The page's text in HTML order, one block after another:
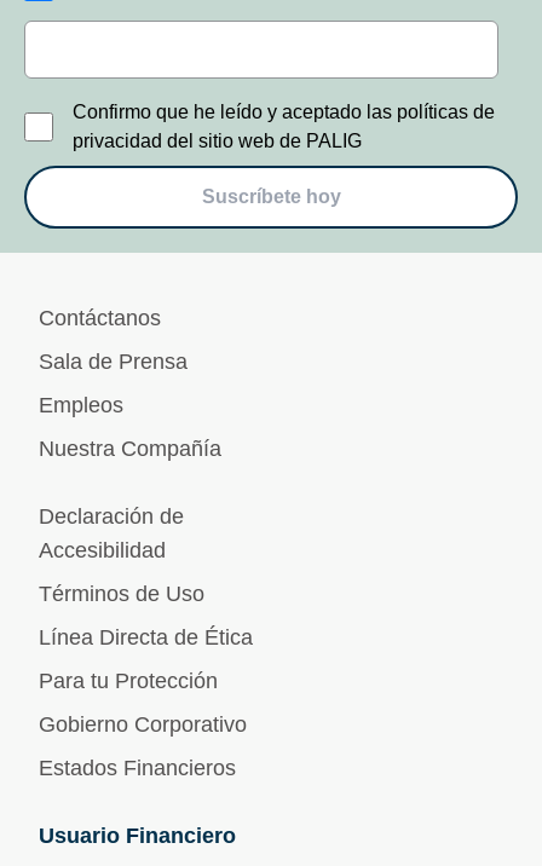
Confirmo que he leído y aceptado las políticas de
privacidad del sitio web de PALIG
Suscríbete hoy
Contáctanos
Sala de Prensa
Empleos
Nuestra Compañía
Declaración de
Accesibilidad
Términos de Uso
Línea Directa de Ética
Para tu Protección
Gobierno Corporativo
Estados Financieros
Usuario Financiero